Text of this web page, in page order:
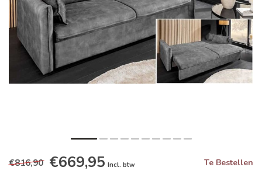
€816,90 €669,95 Incl. btw Te Bestellen